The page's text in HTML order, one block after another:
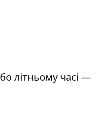
літньому часі —